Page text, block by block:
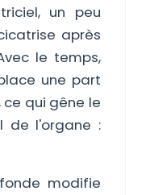
un peu
après
le temps,
une part
qui gêne le
de l'organe :
modifie